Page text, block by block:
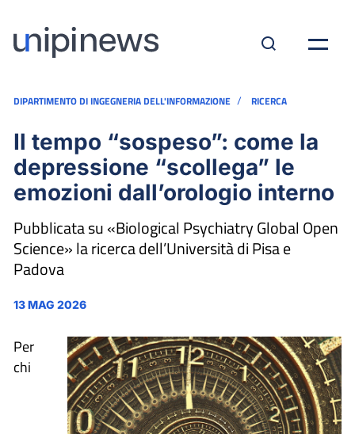
DIPARTIMENTO DI INGEGNERIA DELL'INFORMAZIONE / RICERCA
Il tempo “sospeso”: come la
depressione “scollega” le
emozioni dall’orologio interno
Pubblicata su «Biological Psychiatry Global Open
Science» la ricerca dell’Università di Pisa e
Padova
13 MAG 2026
Per
chi